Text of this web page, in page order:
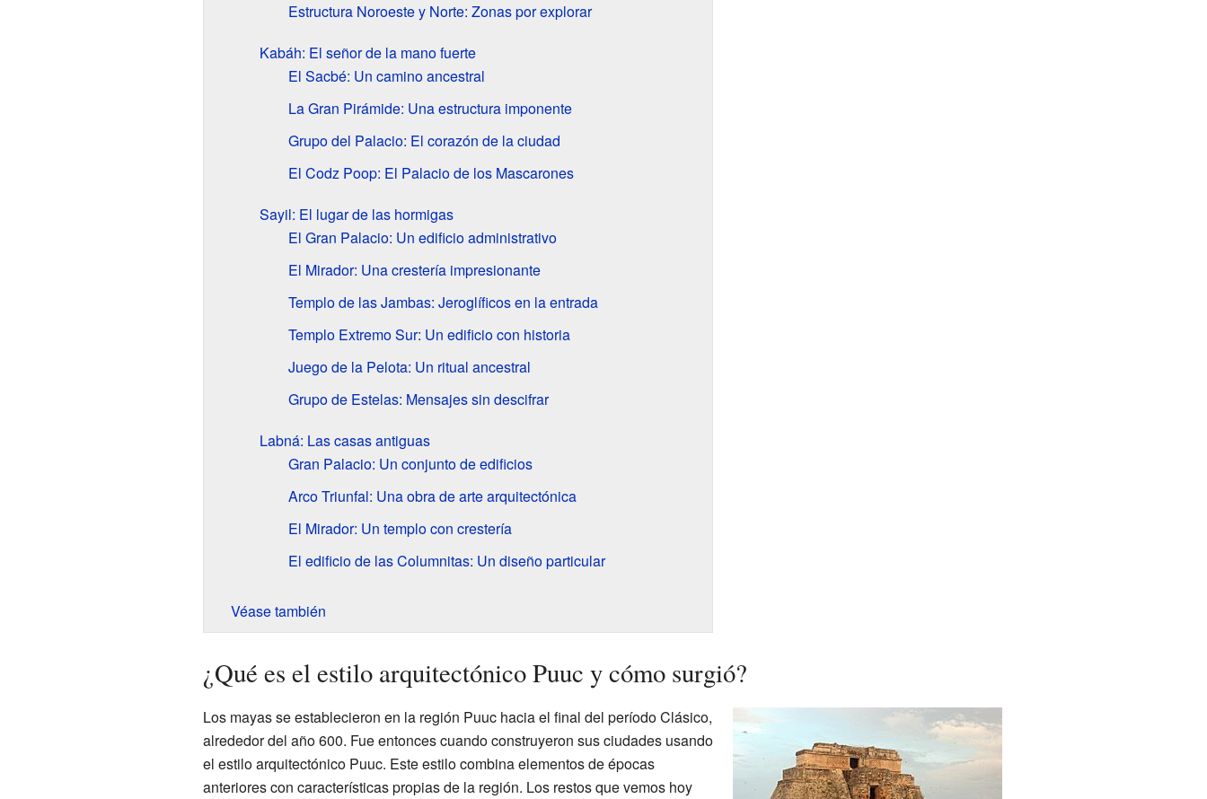
Estructura Noroeste y Norte: Zonas por explorar
Kabáh: El señor de la mano fuerte
El Sacbé: Un camino ancestral
La Gran Pirámide: Una estructura imponente
Grupo del Palacio: El corazón de la ciudad
El Codz Poop: El Palacio de los Mascarones
Sayil: El lugar de las hormigas
El Gran Palacio: Un edificio administrativo
El Mirador: Una crestería impresionante
Templo de las Jambas: Jeroglíficos en la entrada
Templo Extremo Sur: Un edificio con historia
Juego de la Pelota: Un ritual ancestral
Grupo de Estelas: Mensajes sin descifrar
Labná: Las casas antiguas
Gran Palacio: Un conjunto de edificios
Arco Triunfal: Una obra de arte arquitectónica
El Mirador: Un templo con crestería
El edificio de las Columnitas: Un diseño particular
Véase también
¿Qué es el estilo arquitectónico Puuc y cómo surgió?
Los mayas se establecieron en la región Puuc hacia el final del período Clásico,
alrededor del año 600. Fue entonces cuando construyeron sus ciudades usando
el estilo arquitectónico Puuc. Este estilo combina elementos de épocas
anteriores con características propias de la región. Los restos que vemos hoy